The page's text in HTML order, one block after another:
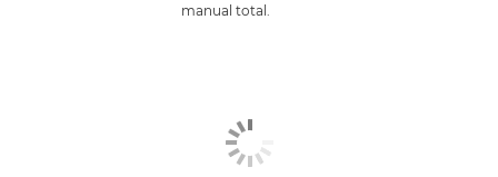
manual total.